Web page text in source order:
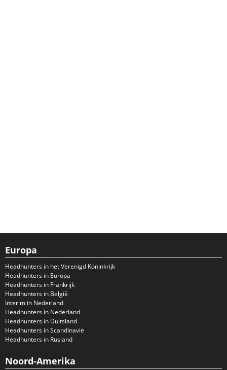
Europa
Headhunters in het Verenigd Koninkrijk
Headhunters in Europa
Headhunters in Frankrijk
Headhunters in België
Interim in Nederland
Headhunters in Nederland
Headhunters in Duitsland
Headhunters in Scandinavië
Headhunters in Rusland
Noord-Amerika